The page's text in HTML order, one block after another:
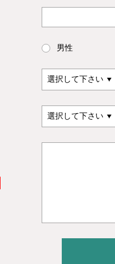
男性